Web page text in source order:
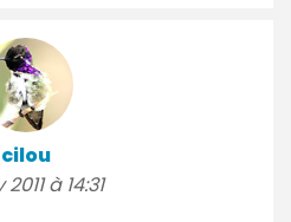
cilou
à 14:31